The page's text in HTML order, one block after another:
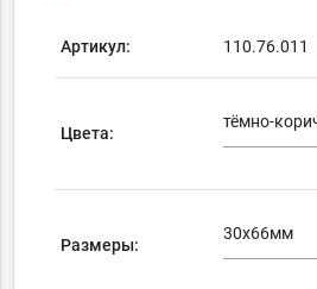
Артикул: 110.76.011
Цвета:
Размеры: